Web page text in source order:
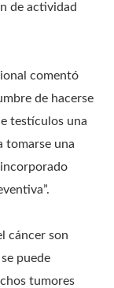
de actividad
comentó
de hacerse
testículos una
tomarse una
cáncer son
puede
tumores